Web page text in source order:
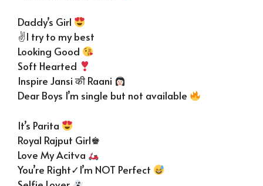
Daddy’s Girl
✌️I try to my best
Looking Good
Soft Hearted
Inspire Jansi की Raani
Dear Boys I’m single but not available
It’s Parita
Royal Rajput Girl♚
Love My Acitva
You’re Right✓I’m NOT Perfect